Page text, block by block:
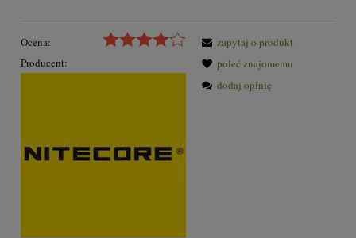
Ocena:
Producent:
zapytaj o produkt
poleć znajomemu
dodaj opinię